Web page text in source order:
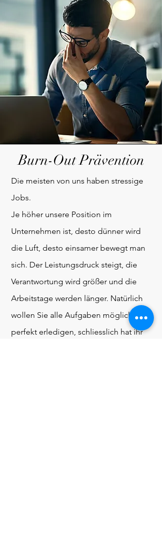
Burn-Out Prävention
Die meisten von uns haben stressige
Jobs.
Je höher unsere Position im
Unternehmen ist, desto dünner wird
die Luft, desto einsamer bewegt man
sich. Der Leistungsdruck steigt, die
Verantwortung wird größer und die
Arbeitstage werden länger. Natürlich
wollen Sie alle Aufgaben möglichst
perfekt erledigen, schliesslich hat ihr